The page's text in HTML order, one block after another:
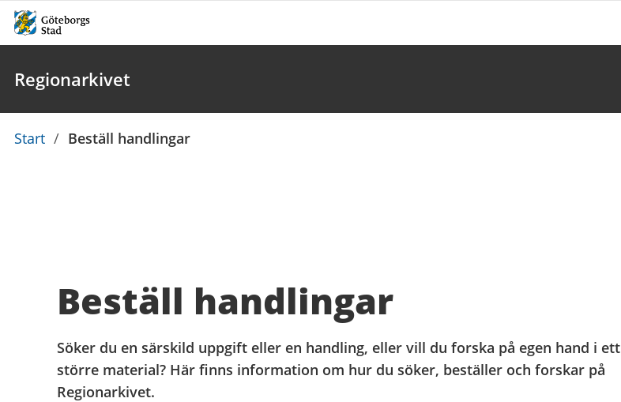
Regionarkivet
Du
Start / Beställ handlingar
Beställ handlingar
Söker du en särskild uppgift eller en handling, eller vill du forska på egen hand i ett
större material? Här finns information om hur du söker, beställer och forskar på
Regionarkivet.